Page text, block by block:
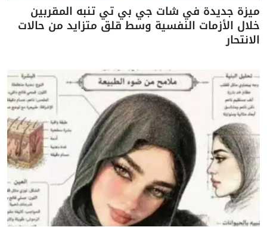
ميزة جديدة في شات جي بي تي تنبه المقربين
خلال الأزمات النفسية وسط قلق متزايد من حالات
الانتحار